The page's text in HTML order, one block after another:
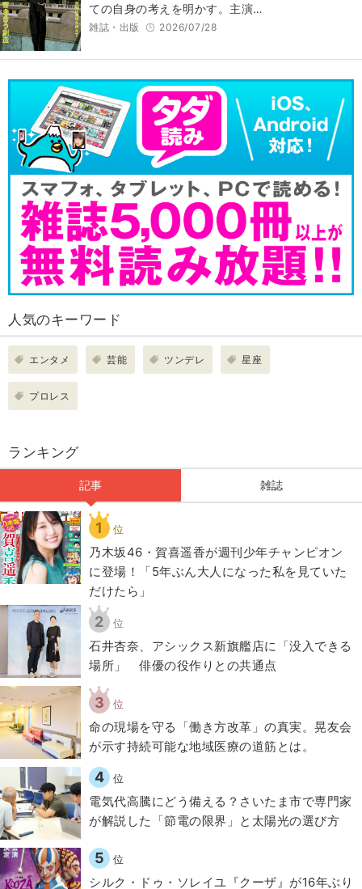
ての自身の考えを明かす。主演…
雑誌・出版 2026/07/28
人気のキーワード
エンタメ 芸能 ツンデレ 星座
プロレス
ランキング
記事 雑誌
1 位
乃木坂46・賀喜遥香が週刊少年チャンピオン
に登場！「5年ぶん大人になった私を見ていた
だけたら」
2 位
石井杏奈、アシックス新旗艦店に「没入できる
場所」 俳優の役作りとの共通点
3 位
​命の現場を守る「働き方改革」の真実。晃友会
が示す持続可能な地域医療の道筋とは。
4 位
電気代高騰にどう備える？さいたま市で専門家
が解説した「節電の限界」と太陽光の選び方
5 位
シルク・ドゥ・ソレイユ『クーザ』が16年ぶり